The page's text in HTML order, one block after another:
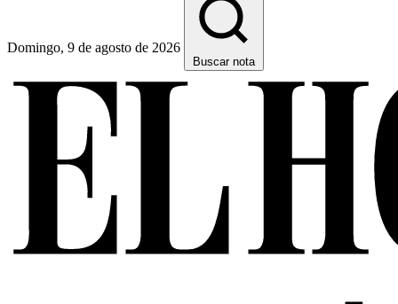
Domingo, 9 de agosto de 2026
Buscar nota